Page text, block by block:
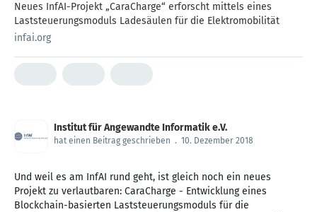
Neues InfAI-Projekt „CaraCharge“ erforscht mittels eines
Laststeuerungsmoduls Ladesäulen für die Elektromobilität
infai.org
Institut für Angewandte Informatik e.V.
hat einen Beitrag geschrieben . 10. Dezember 2018
Und weil es am InfAI rund geht, ist gleich noch ein neues
Projekt zu verlautbaren: CaraCharge - Entwicklung eines
Blockchain-basierten Laststeuerungsmoduls für die